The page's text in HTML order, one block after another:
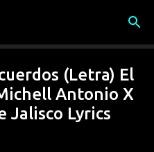
principal
(Letra) El
Antonio X
Jalisco Lyrics